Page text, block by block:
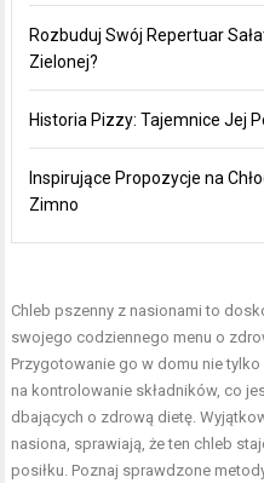
Rozbuduj Swój Repertuar
Zielonej?
Historia Pizzy: Tajemnice Jej
Inspirujące Propozycje na
Zimno
Chleb pszenny z nasionami to
swojego codziennego menu o
Przygotowanie go w domu nie
na kontrolowanie składników, co
dbających o zdrową dietę.
nasiona, sprawiają, że ten chleb
posiłku. Poznaj sprawdzone